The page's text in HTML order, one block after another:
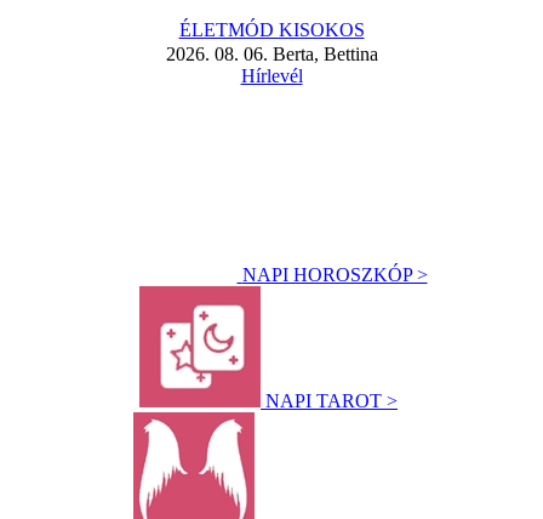
ÉLETMÓD KISOKOS
2026. 08. 06. Berta, Bettina
Hírlevél
NAPI HOROSZKÓP >
NAPI TAROT >